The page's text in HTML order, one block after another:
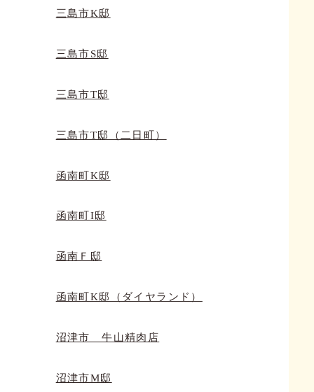
三島市K邸
三島市S邸
三島市T邸
三島市T邸（二日町）
函南町K邸
函南町I邸
函南Ｆ邸
函南町K邸（ダイヤランド）
沼津市 牛山精肉店
沼津市M邸